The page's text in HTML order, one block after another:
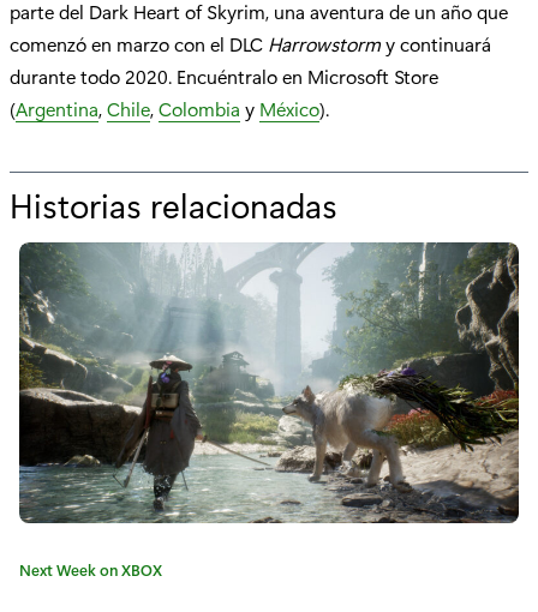
parte del Dark Heart of Skyrim, una aventura de un año que
comenzó en marzo con el DLC Harrowstormy continuará
durante todo 2020. Encuéntralo en Microsoft Store
(Argentina,Chile,Colombia y México).
Historias relacionadas
o
r
"
E
l
n
u
C
Next Week on XBOX